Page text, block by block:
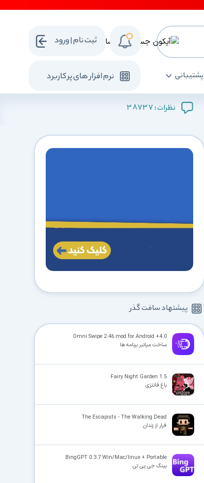
پشتیبانی نرم افزار های پرکاربرد
ثبت نام | ورود
نظرات :38737
پیشنهاد سافت گذر
Omni Swipe 2.46 mod for Android +4.0
ساخت میانبر برنامه ها
Fairy Night Garden 1.5
باغ فانتزی
The Escapists - The Walking Dead
فرار از زندان
BingGPT 0.3.7 Win/Mac/linux + Portable
بینگ جی پی تی